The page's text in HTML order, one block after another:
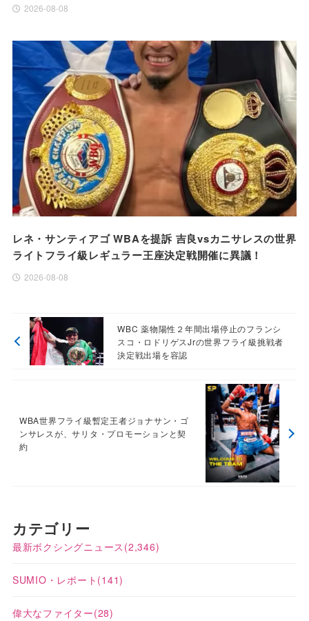
2026-08-08
レネ・サンティアゴ WBAを提訴 吉良vsカニサレスの世界
ライトフライ級レギュラー王座決定戦開催に異議！
2026-08-08
WBC 薬物陽性２年間出場停止のフランシ
スコ・ロドリゲスJrの世界フライ級挑戦者
決定戦出場を容認
WBA世界フライ級暫定王者ジョナサン・ゴ
ンサレスが、サリタ・プロモーションと契
約
カテゴリー
最新ボクシングニュース (2,346)
SUMIO・レポート (141)
偉大なファイター(28)